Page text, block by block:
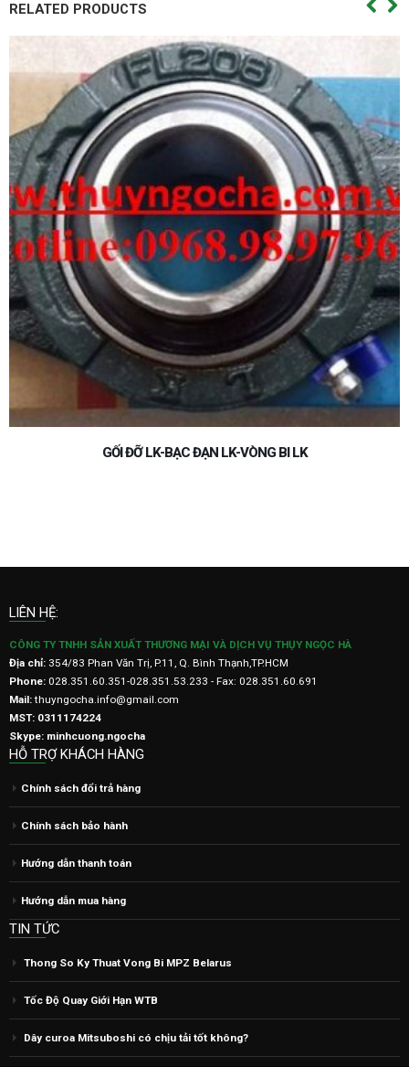
RELATED PRODUCTS
GỐI ĐỠ LK-BẠC ĐẠN LK-VÒNG BI LK
LIÊN HỆ:
CÔNG TY TNHH SẢN XUẤT THƯƠNG MẠI VÀ DỊCH VỤ THỤY NGỌC HÀ
Địa chỉ: 354/83 Phan Văn Trị, P.11, Q. Bình Thạnh,TP.HCM
Phone: 028.351.60.351-028.351.53.233 - Fax: 028.351.60.691
Mail:thuyngocha.info@gmail.com
MST: 0311174224
Skype: minhcuong.ngocha
HỖ TRỢ KHÁCH HÀNG
Chính sách đổi trả hàng
Chính sách bảo hành
Hướng dẫn thanh toán
Hướng dẫn mua hàng
TIN TỨC
Thong So Ky Thuat Vong Bi MPZ Belarus
Tốc Độ Quay Giới Hạn WTB
Dây curoa Mitsuboshi có chịu tải tốt không?